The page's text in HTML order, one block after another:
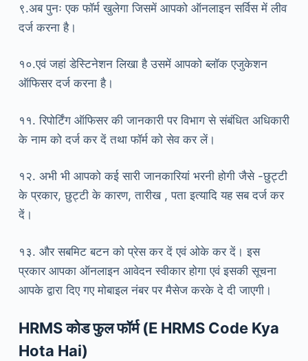
९.अब पुनः एक फॉर्म खुलेगा जिसमें आपको ऑनलाइन सर्विस में लीव
दर्ज करना है।
१०.एवं जहां डेस्टिनेशन लिखा है उसमें आपको ब्लॉक एजुकेशन
ऑफिसर दर्ज करना है।
११. रिपोर्टिंग ऑफिसर की जानकारी पर विभाग से संबंधित अधिकारी
के नाम को दर्ज कर दें तथा फॉर्म को सेव कर लें।
१२. अभी भी आपको कई सारी जानकारियां भरनी होगी जैसे -छुट्टी
के प्रकार, छुट्टी के कारण, तारीख , पता इत्यादि यह सब दर्ज कर
दें।
१३. और सबमिट बटन को प्रेस कर दें एवं ओके कर दें। इस
प्रकार आपका ऑनलाइन आवेदन स्वीकार होगा एवं इसकी सूचना
आपके द्वारा दिए गए मोबाइल नंबर पर मैसेज करके दे दी जाएगी।
HRMS कोड फुल फॉर्म (E HRMS Code Kya
Hota Hai)